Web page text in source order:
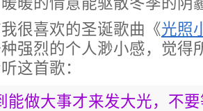
很喜欢的圣诞歌曲《光照
强烈的个人渺小感，觉得
这首歌：
能做大事才来发大光，不